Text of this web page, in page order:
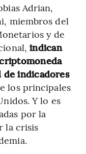
Adrian,
miembros del
y de
indican
de indicadores
los principales
Y lo es
por la
la crisis